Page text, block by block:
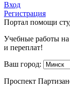
Вход
Регистрация
Портал помощи
Учебные работы на
и переплат!
Ваш город:
Проспект